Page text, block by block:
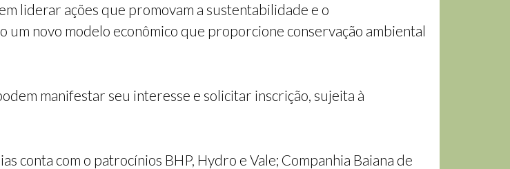
liderar ações que promovam a sustentabilidade e o
um novo modelo econômico que proporcione conservação ambiental
manifestar seu interesse e solicitar inscrição, sujeita à
conta com o patrocínios BHP, Hydro e Vale; Companhia Baiana de